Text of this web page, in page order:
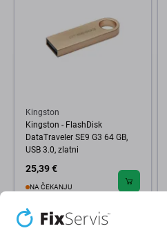
Kingston
Kingston - FlashDisk
DataTraveler SE9 G3 64 GB,
USB 3.0, zlatni
25,39 €
NA ČEKANJU